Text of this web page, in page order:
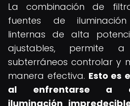
La combinación de
fuentes de
linternas de alta
ajustables, permite
subterráneos controlar y
manera efectiva. Esto es
al enfrentarse a
iluminación